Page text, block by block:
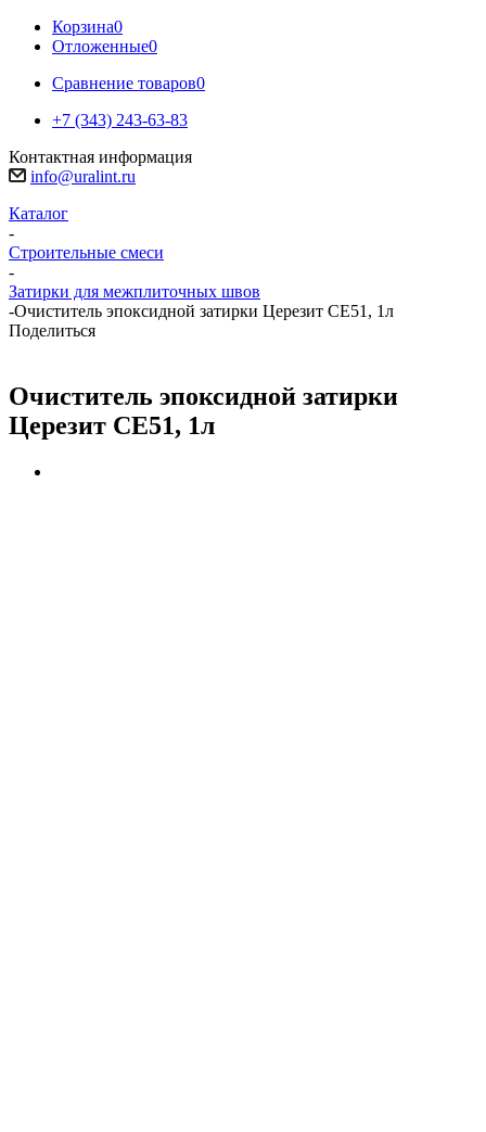
Корзина0
Отложенные0
Сравнение товаров0
+7 (343) 243-63-83
Контактная информация
info@uralint.ru
Каталог
-
Строительные смеси
-
Затирки для межплиточных швов
-Очиститель эпоксидной затирки Церезит СЕ51, 1л
Поделиться
Очиститель эпоксидной затирки
Церезит СЕ51, 1л